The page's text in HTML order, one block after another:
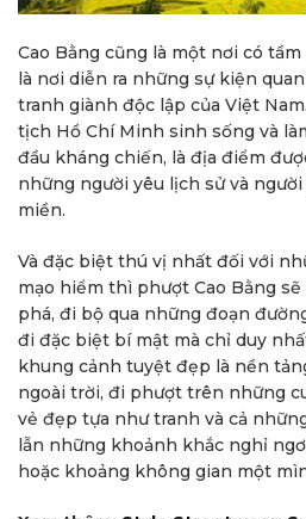
Cao Bằng cũng là một nơi có
là nơi diễn ra những sự kiện
tranh giành độc lập của Việt
tịch Hồ Chí Minh sinh sống và
đầu kháng chiến, là địa điểm
những người yêu lịch sử và
miền.
Và đặc biệt thú vị nhất đối với
mạo hiểm thì phượt Cao Bằng
phá, đi bộ qua những đoạn
đi đặc biệt bí mật mà chỉ duy
khung cảnh tuyệt đẹp là nền
ngoài trời, đi phượt trên những
vẻ đẹp tựa như tranh và cả
lẫn những khoảnh khắc nghỉ
hoặc khoảng không gian một